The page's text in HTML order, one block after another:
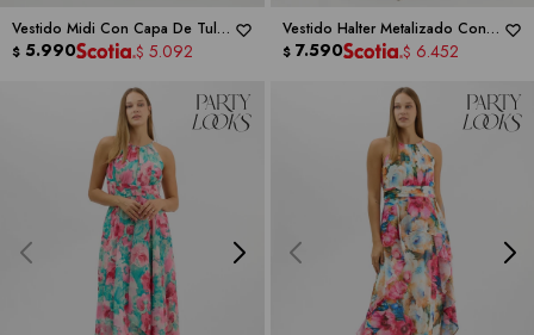
Vestido Midi Con Capa De Tul
Bordado -RM RICHARDS
$ 5.990 $ 5.092
Vestido Halter Metalizado Con
Escote Gota -RM RICHARDS
$ 7.590 $ 6.452